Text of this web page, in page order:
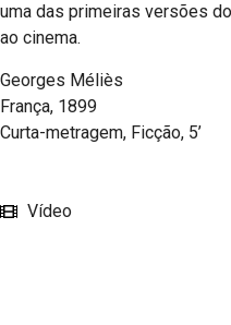
uma das primeiras versões
ao cinema.
Georges Méliès
França, 1899
Curta-metragem, Ficção, 5’
Vídeo